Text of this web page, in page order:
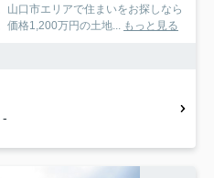
山口市エリアで住まいをお探しなら
価格1,200万円の土地... もっと見る